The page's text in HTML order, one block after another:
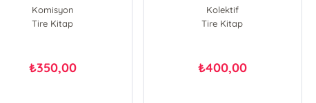
Komisyon
Tire Kitap
₺350,00
Kolektif
Tire Kitap
₺400,00